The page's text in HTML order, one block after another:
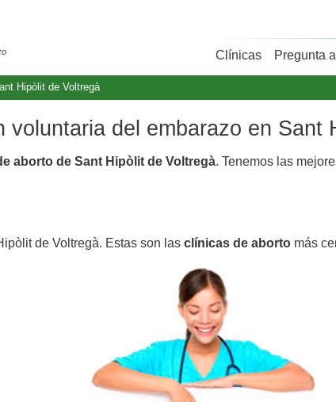
Clínicas Pregunta
Hipòlit de Voltregà
voluntaria del embarazo en Sant
aborto de Sant Hipòlit de Voltregà. Tenemos las
de Voltregà. Estas son las clínicas de aborto más